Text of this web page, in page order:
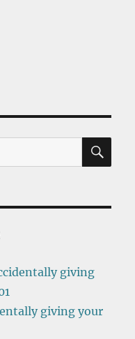
giving
giving your